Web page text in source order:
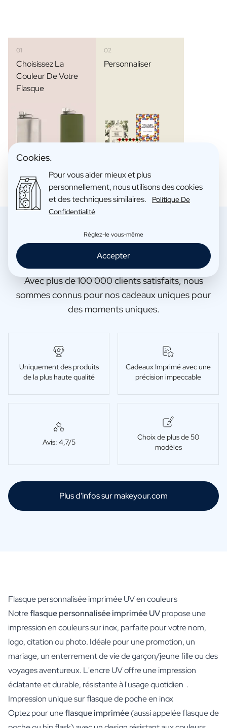
01
Choisissez La
Couleur De Votre
Flasque
02
Personnaliser
Pourquoi choisir makeyour.com ?
Avec plus de 100 000 clients satisfaits, nous
sommes connus pour nos cadeaux uniques pour
des moments uniques.
Uniquement des produits
de la plus haute qualité
Cadeaux Imprimé avec une
précision impeccable
Avis: 4,7/5
Choix de plus de 50
modèles
Plus d'infos sur makeyour.com
Flasque personnalisée imprimée UV en couleurs
Notreflasque personnalisée imprimée UVpropose une
impression en couleurs sur inox, parfaite pour votre nom,
logo, citation ou photo. Idéale pour une promotion, un
mariage, un enterrement de vie de garçon/jeune fille ou des
voyages aventureux. L'encre UV offre une impression
éclatante et durable, résistante à l'usage quotidien .
Impression unique sur flasque de poche en inox
Optez pour uneflasque imprimée(aussi appelée flasque de
Cookies.
Pour vous aider mieux et plus
personnellement, nous utilisons des cookies
et des techniques similaires.
Politique De
Confidentialité
Réglez-le vous-même
Accepter